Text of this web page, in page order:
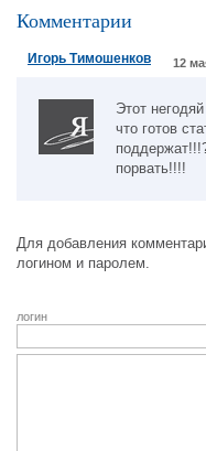
Комментарии
Игорь Тимошенков 12
Этот
что готов
порвать!!!!
Для добавления
логином и паролем.
логин